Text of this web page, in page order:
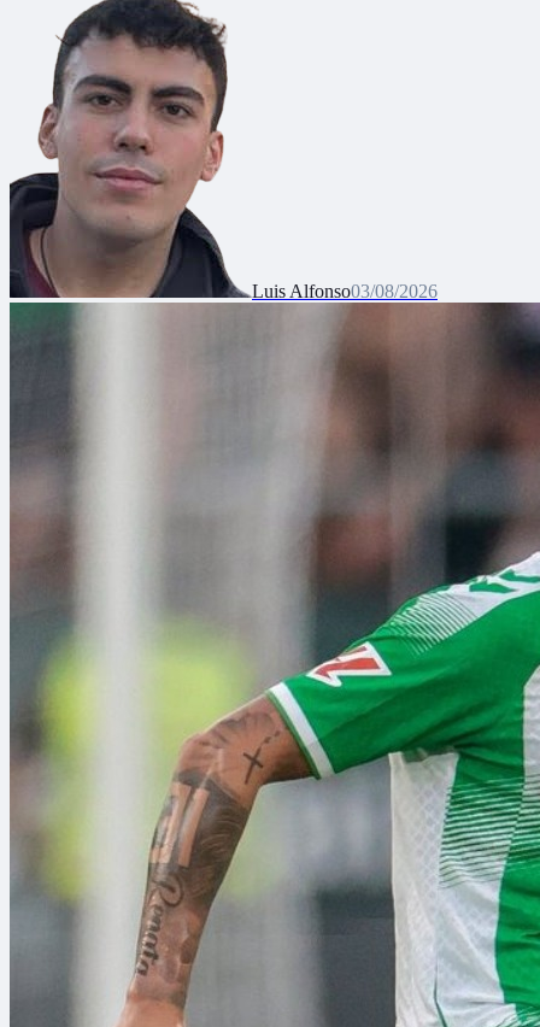
Luis Alfonso03/08/2026